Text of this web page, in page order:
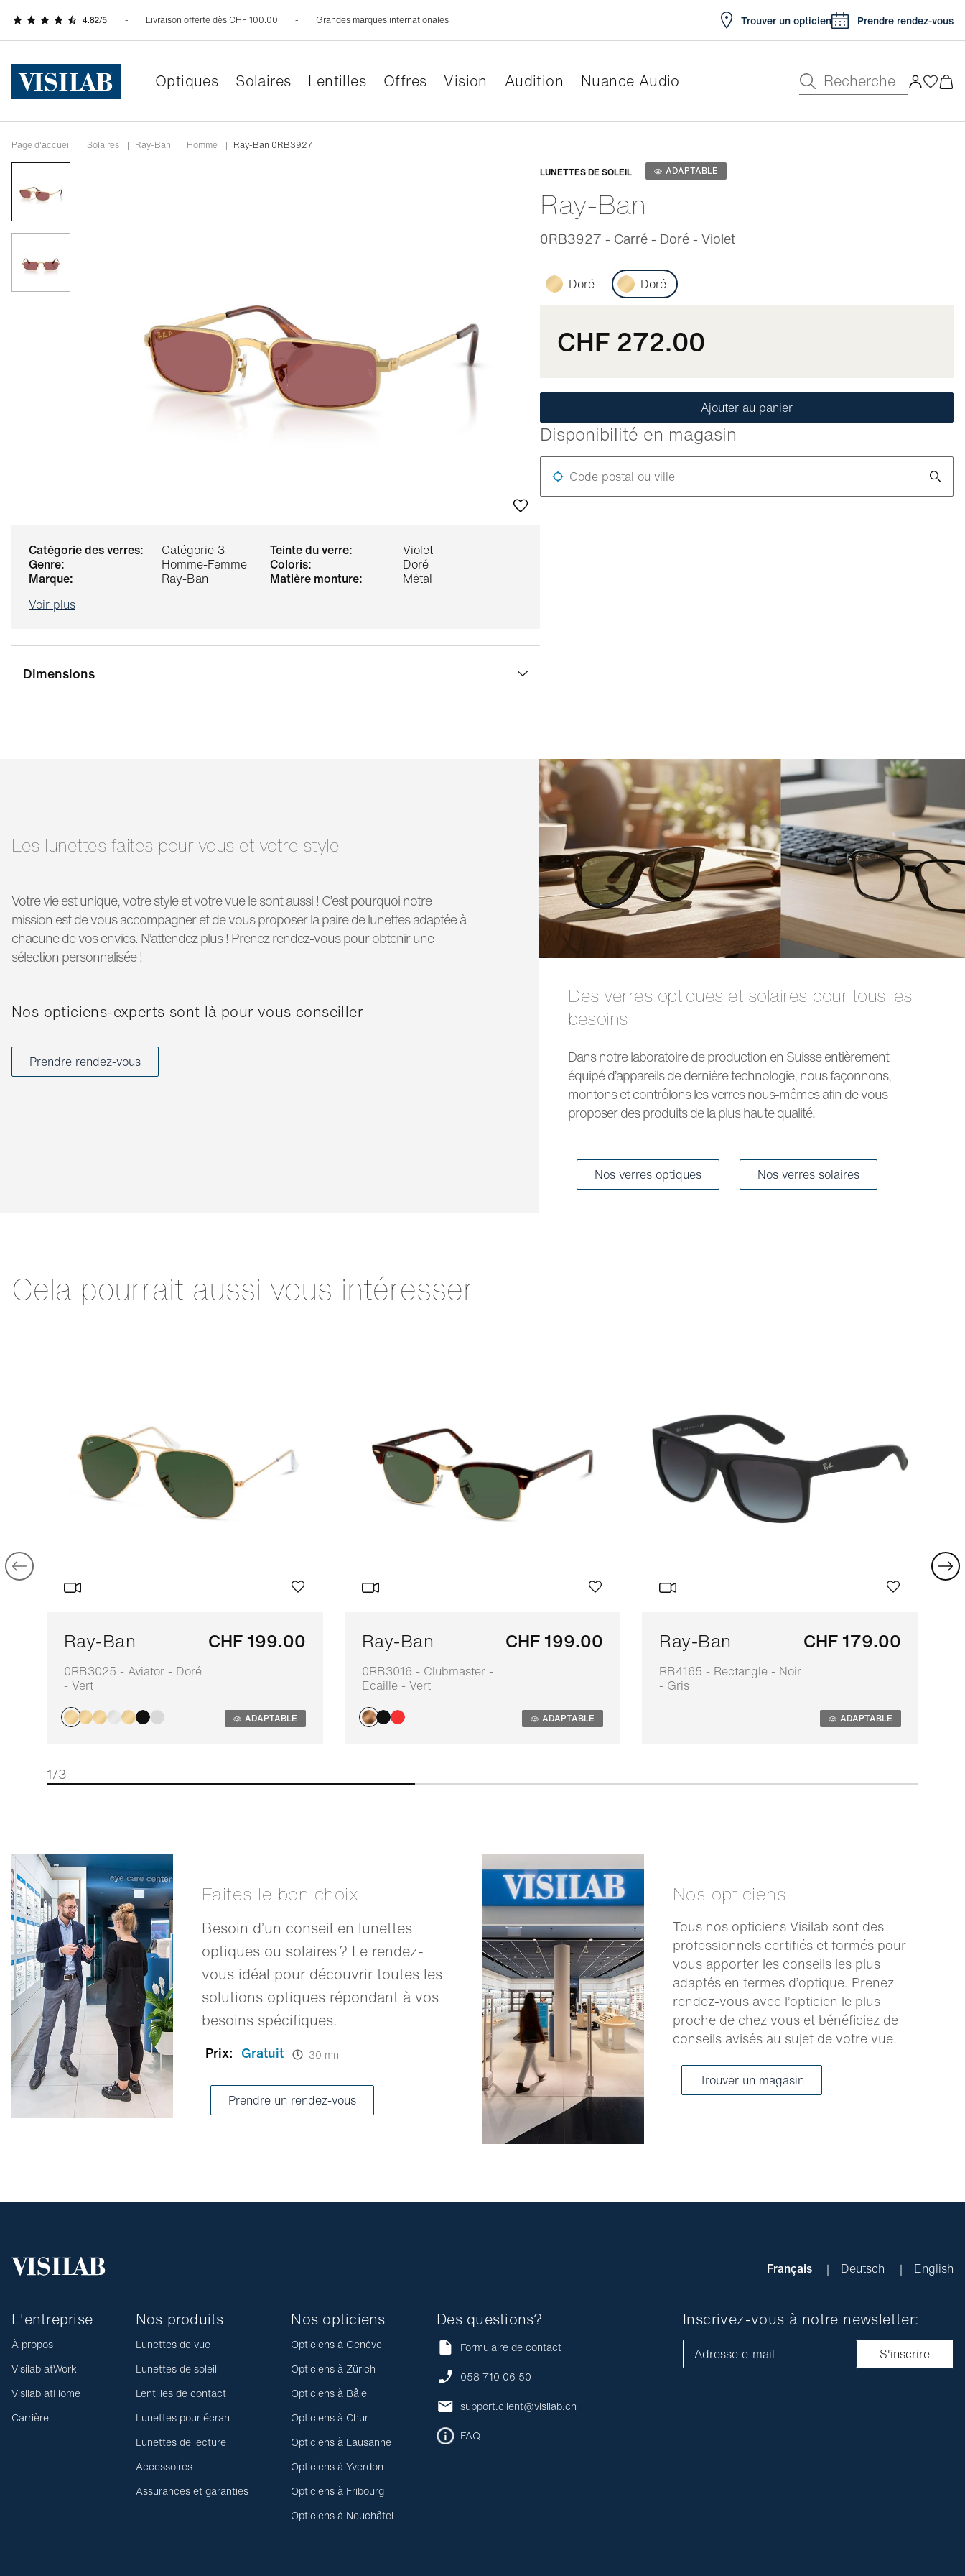
Livraison offerte dès CHF 100.00 Grandes marques internationales Trouver un opticien Prendre rendez-vous
Optiques Solaires Lentilles Offres Vision Audition Nuance Audio Recherche
Page d'accueil | Solaires | Ray-Ban | Homme | Ray-Ban 0RB3927
catégorie des verres: Catégorie 3 teinte du verre:
Violet
genre:
Homme-Femme coloris:
Doré
marque:
Ray-Ban matière monture:
Métal
Voir plus
Dimensions
LUNETTES DE SOLEIL ADAPTABLE
Ray-Ban
0RB3927 - Carré - Doré - Violet
Adaptable
Doré Doré
CHF 272.00
Ajouter au panier
Disponibilité en magasin
Code postal ou ville
Les lunettes faites pour vous et votre style
Votre vie est unique, votre style et votre vue le sont aussi ! C’est pourquoi notre
mission est de vous accompagner et de vous proposer la paire de lunettes adaptée à
chacune de vos envies. N’attendez plus ! Prenez rendez-vous pour obtenir une
sélection personnalisée !
Nos opticiens-experts sont là pour vous conseiller
Prendre rendez-vous
Des verres optiques et solaires pour tous les
besoins
Dans notre laboratoire de production en Suisse entièrement
équipé d’appareils de dernière technologie, nous façonnons,
montons et contrôlons les verres nous-mêmes afin de vous
proposer des produits de la plus haute qualité.
Nos verres optiques Nos verres solaires
Cela pourrait aussi vous intéresser
Ray-Ban
0RB3025 - Aviator - Doré
- Vert
CHF 199.00
ADAPTABLE
Ray-Ban
0RB3016 - Clubmaster -
Ecaille - Vert
CHF 199.00
ADAPTABLE
Ray-Ban
RB4165 - Rectangle - Noir
- Gris
CHF 179.00
ADAPTABLE
1/3
Faites le bon choix
Besoin d’un conseil en lunettes
optiques ou solaires ? Le rendez-
vous idéal pour découvrir toutes les
solutions optiques répondant à vos
besoins spécifiques.
Prix: Gratuit 30 mn
Prendre un rendez-vous
Nos opticiens
Tous nos opticiens Visilab sont des
professionnels certifiés et formés pour
vous apporter les conseils les plus
adaptés en termes d’optique. Prenez
rendez-vous avec l’opticien le plus
proche de chez vous et bénéficiez de
conseils avisés au sujet de votre vue.
Trouver un magasin
Français Deutsch English
L'entreprise
À propos
Visilab atWork
Visilab atHome
Carrière
Nos produits
Lunettes de vue
Lunettes de soleil
Lentilles de contact
Lunettes pour écran
Lunettes de lecture
Accessoires
Assurances et garanties
Nos opticiens
Opticiens à Genève
Opticiens à Zürich
Opticiens à Bâle
Opticiens à Chur
Opticiens à Lausanne
Opticiens à Yverdon
Opticiens à Fribourg
Opticiens à Neuchâtel
Des questions?
Formulaire de contact
058 710 06 50
support.client@visilab.ch
FAQ
Inscrivez-vous à notre newsletter:
Adresse e-mail S'inscrire